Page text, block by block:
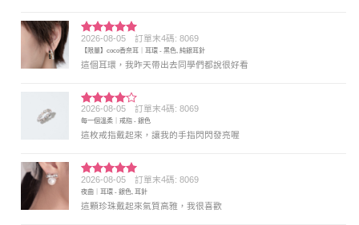
評分5 滿
分 5
2026-08-05 訂單末4碼: 8069
【限量】coco香奈耳｜耳環 - 黑色, 純銀耳針
這個耳環，我昨天帶出去同學們都說很好看
評分4
滿分 5
2026-08-05 訂單末4碼: 8069
每一個溫柔｜戒指 - 銀色
這枚戒指戴起來，讓我的手指閃閃發亮喔
評分5 滿
分 5
2026-08-05 訂單末4碼: 8069
夜曲｜耳環 - 銀色, 耳針
這顆珍珠戴起來氣質高雅，我很喜歡